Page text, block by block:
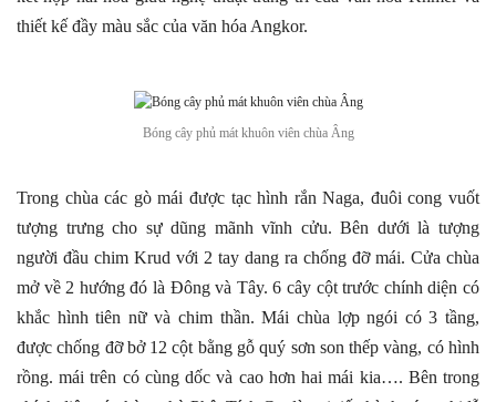
thiết kế đầy màu sắc của văn hóa Angkor.
Bóng cây phủ mát khuôn viên chùa Âng
Trong chùa các gò mái được tạc hình rắn Naga, đuôi cong vuốt
tượng trưng cho sự dũng mãnh vĩnh cửu. Bên dưới là tượng
người đầu chim Krud với 2 tay dang ra chống đỡ mái. Cửa chùa
mở về 2 hướng đó là Đông và Tây. 6 cây cột trước chính diện có
khắc hình tiên nữ và chim thần. Mái chùa lợp ngói có 3 tầng,
được chống đỡ bở 12 cột bằng gỗ quý sơn son thếp vàng, có hình
rồng. mái trên có cùng dốc và cao hơn hai mái kia…. Bên trong